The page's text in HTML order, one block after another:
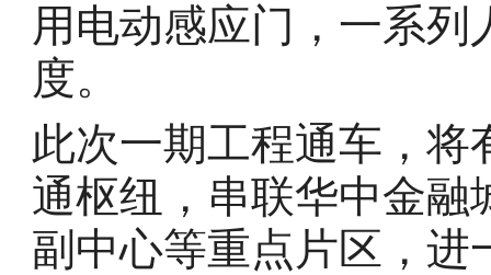
用电动感应门，一系
度。
此次一期工程通车，
通枢纽，串联华中金融
副中心等重点片区，进